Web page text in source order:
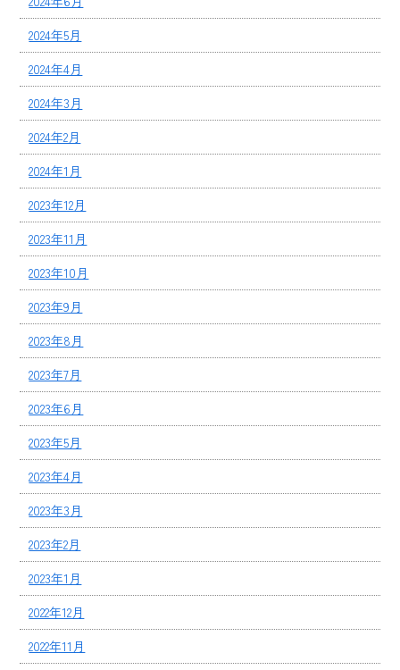
2024年5月
2024年4月
2024年3月
2024年2月
2024年1月
2023年12月
2023年11月
2023年10月
2023年9月
2023年8月
2023年7月
2023年6月
2023年5月
2023年4月
2023年3月
2023年2月
2023年1月
2022年12月
2022年11月